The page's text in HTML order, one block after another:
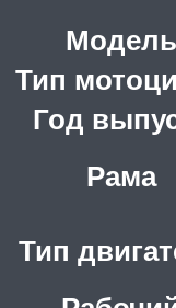
Модель
Тип
Год
Рама
Тип